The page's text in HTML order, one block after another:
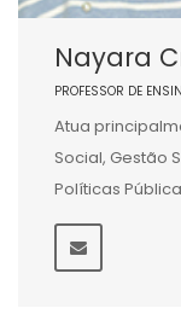
Nayara
PROFESSOR DE
Atua
Social, Gestão
Políticas